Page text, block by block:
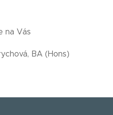
na Vás
BA (Hons)